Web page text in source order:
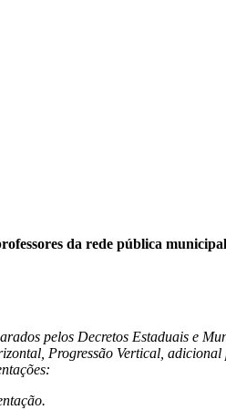
da rede pública
pelos Decretos Estaduais e
Progressão Vertical,